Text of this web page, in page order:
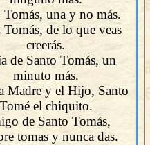
Tomás, una y no más.
Tomás, de lo que veas
creerás.
de Santo Tomás, un
minuto más.
Madre y el Hijo, Santo
Tomé el chiquito.
de Santo Tomás,
tomas y nunca das.